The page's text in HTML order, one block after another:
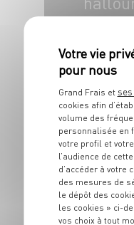
4 pers.
PLAT
Mont-
Grand Frais et
cookies afin
volume des
personnalisée en
votre profil et
l’audience de
d’accéder à votre
des mesures de
le dépôt des
les cookies » ci-
vos choix à tout